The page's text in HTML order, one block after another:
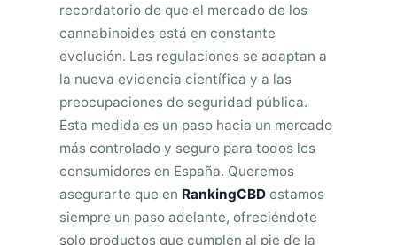
recordatorio de que el mercado de los
cannabinoides está en constante
evolución. Las regulaciones se adaptan a
la nueva evidencia científica y a las
preocupaciones de seguridad pública.
Esta medida es un paso hacia un mercado
más controlado y seguro para todos los
consumidores en España. Queremos
asegurarte que en RankingCBD estamos
siempre un paso adelante, ofreciéndote
solo productos que cumplen al pie de la